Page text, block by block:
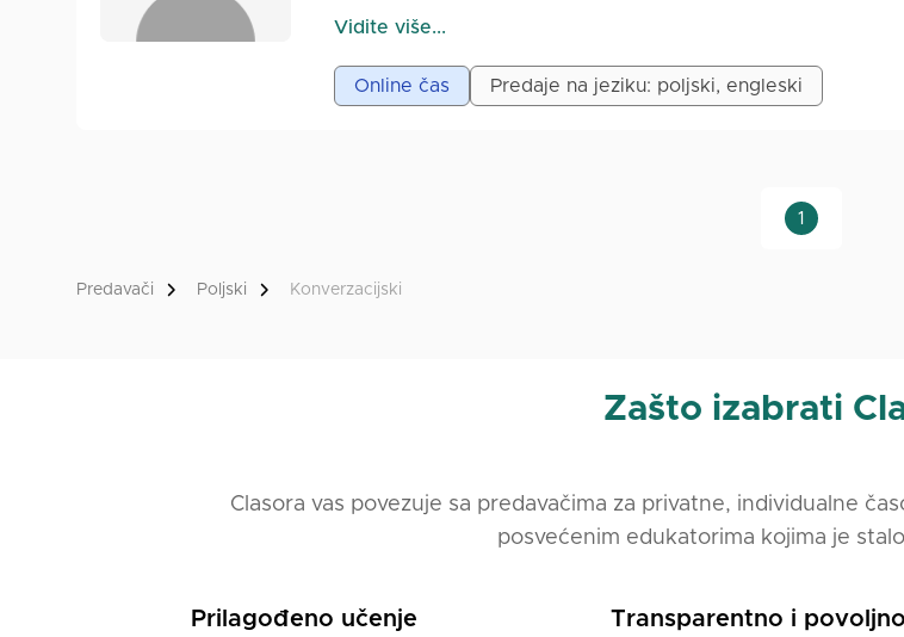
naprednijih nivoa.
Sama sam udata za stranca, pa dobro znam sa čime se
i pokušavaju da se snađu u novoj zemlji.
sa onima koji već žive u Poljskoj, tako i sa onima koji tek
Obrazovanje i didaktička priprema:
- Postdiplomski studiji iz glotodidaktike u toku
Vidite više...
Online čas Predaje na jeziku: poljski, engleski
1
Predavači Poljski Konverzacijski
Zašto izabrati
Clasora vas povezuje sa predavačima za privatne, individualne
posvećenim edukatorima kojima je
Prilagođeno učenje Transparentno i povoljno